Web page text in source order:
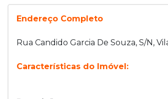
Endereço Completo
Rua Candido Garcia De Souza, S/N,
Características do Imóvel: